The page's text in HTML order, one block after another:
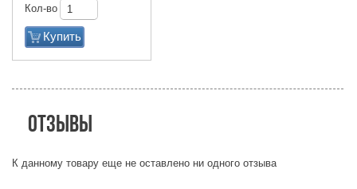
Кол-во
Купить
Отзывы
К данному товару еще не оставлено ни одного отзыва